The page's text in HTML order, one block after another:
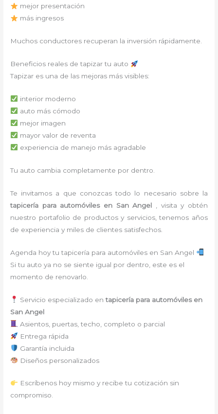
mejor presentación
más ingresos
Muchos conductores recuperan la inversión rápidamente.
Beneficios reales de tapizar tu auto
Tapizar es una de las mejoras más visibles:
interior moderno
auto más cómodo
mejor imagen
mayor valor de reventa
experiencia de manejo más agradable
Tu auto cambia completamente por dentro.
Te invitamos a que conozcas todo lo necesario sobre la
tapicería para automóviles en San Angel
, visita y obtén
nuestro portafolio de productos y servicios, tenemos años
de experiencia y miles de clientes satisfechos.
Agenda hoy tu tapicería para automóviles en San Angel
Si tu auto ya no se siente igual por dentro, este es el
momento de renovarlo.
Servicio especializado entapicería para automóviles en
San Angel
Asientos, puertas, techo, completo o parcial
Entrega rápida
Garantía incluida
Diseños personalizados
Escríbenos hoy mismo y recibe tu cotización sin
compromiso.